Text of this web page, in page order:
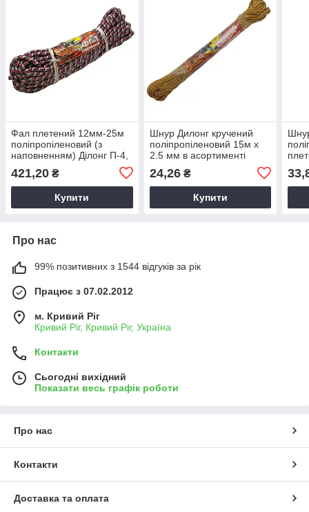
Фал плетений 12мм-25м
поліпропіленовий (з
наповненням) Ділонг П-4,
Поліамідний фал, Шнур
будівельний в асортименті
421,20 ₴
Купити
Шнур Дилонг кручений
поліпропіленовий 15м х
2.5 мм в асортименті
24,26₴
Купити
Про нас
99% позитивних з 1544 відгуків за рік
Працює з 07.02.2012
м. Кривий Ріг
Кривий Ріг, Кривий Ріг, Україна
Контакти
Сьогодні вихідний
Показати весь графік роботи
Про нас
Контакти
Доставка та оплата